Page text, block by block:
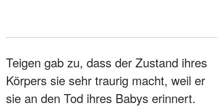
Teigen gab zu, dass der Zustand ihres
Körpers sie sehr traurig macht, weil er
sie an den Tod ihres Babys erinnert.